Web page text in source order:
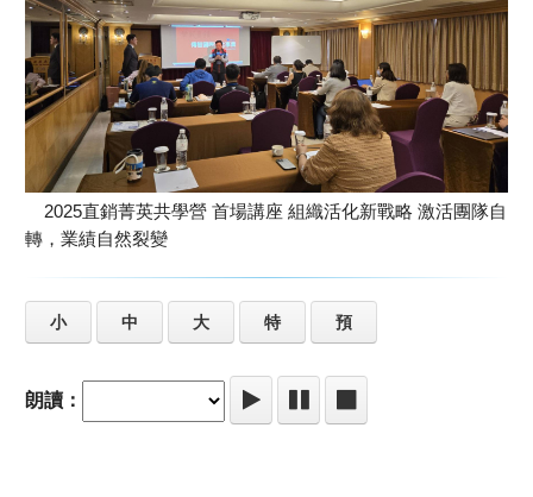
2025直銷菁英共學營 首場講座 組織活化新戰略 激活團隊自
轉，業績自然裂變
小 中 大 特 預
朗讀：